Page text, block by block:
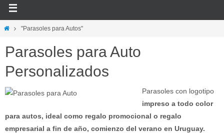
"Parasoles para Autos"
Parasoles para Auto
Personalizados
Parasoles con logotipo
impreso a todo color
para autos, ideal como regalo promocional o regalo
empresarial a fin de año, comienzo del verano en Uruguay.